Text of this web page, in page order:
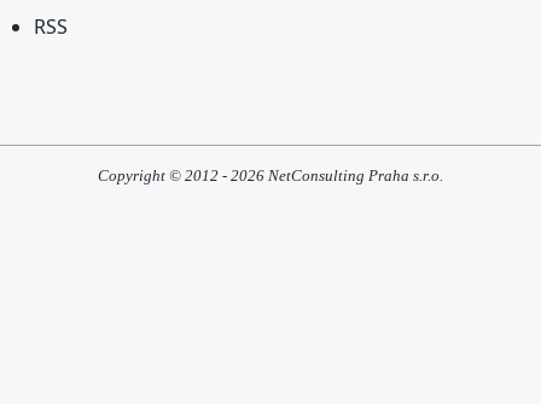
RSS
Copyright © 2012 - 2026 NetConsulting Praha s.r.o.